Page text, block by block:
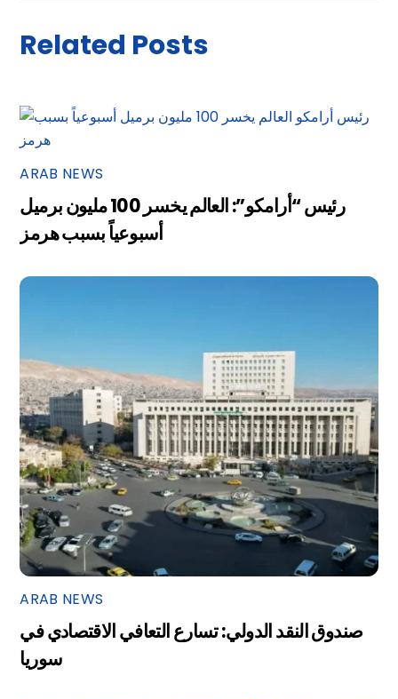
Related Posts
ARAB NEWS
رئيس “أرامكو”: العالم يخسر 100 مليون برميل
أسبوعياً بسبب هرمز
ARAB NEWS
صندوق النقد الدولي: تسارع التعافي الاقتصادي في
سوريا